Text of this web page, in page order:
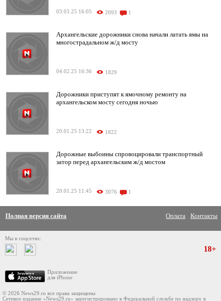
03.03.25 16:05 2093 1
Архангельские дорожники снова начали латать ямы на
многострадальном ж/д мосту
04.02.25 16:36 1829
Дорожники приступят к ямочному ремонту на
архангельском мосту сегодня ночью
20.01.25 13:22 1822
Дорожные выбоины спровоцировали транспортный
затор перед архангельским ж/д мостом
20.01.25 11:45 3076 1
Полная версия сайта Оплата Контакты
Мы в соцсетях:
Приложение
для iPhone
18+
© 2026 News29.ru все права защищены
Сетевое издание «News29.ru» зарегистрировано в Федеральной службе по надзору в